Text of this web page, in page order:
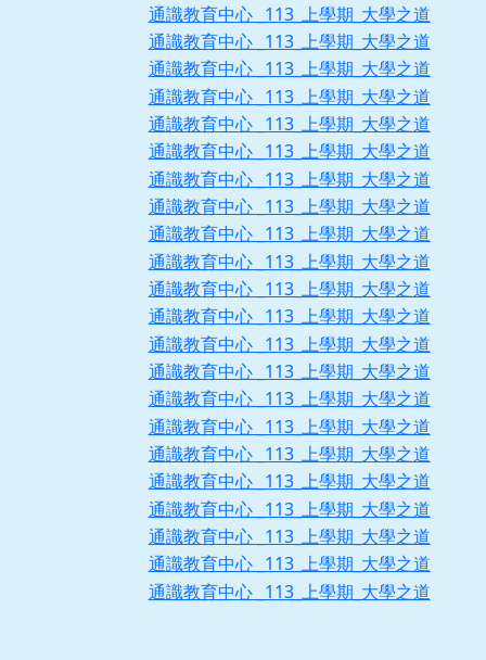
通識教育中心 _113_上學期_大學之道
通識教育中心 _113_上學期_大學之道
通識教育中心 _113_上學期_大學之道
通識教育中心 _113_上學期_大學之道
通識教育中心 _113_上學期_大學之道
通識教育中心 _113_上學期_大學之道
通識教育中心 _113_上學期_大學之道
通識教育中心 _113_上學期_大學之道
通識教育中心 _113_上學期_大學之道
通識教育中心 _113_上學期_大學之道
通識教育中心 _113_上學期_大學之道
通識教育中心 _113_上學期_大學之道
通識教育中心 _113_上學期_大學之道
通識教育中心 _113_上學期_大學之道
通識教育中心 _113_上學期_大學之道
通識教育中心 _113_上學期_大學之道
通識教育中心 _113_上學期_大學之道
通識教育中心 _113_上學期_大學之道
通識教育中心 _113_上學期_大學之道
通識教育中心 _113_上學期_大學之道
通識教育中心 _113_上學期_大學之道
通識教育中心 _113_上學期_大學之道